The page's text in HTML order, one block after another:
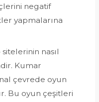
negatif
yapmalarına
nasıl
Kumar
çevrede oyun
Bu oyun çeşitleri